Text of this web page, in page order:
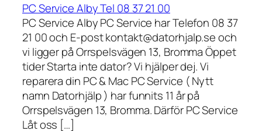
PC Service Alby Tel 08 37 21 00
PC Service Alby PC Service har Telefon 08 37
21 00 och E-post kontakt@datorhjalp.se och
vi ligger på Orrspelsvägen 13, Bromma Öppet
tider Starta inte dator? Vi hjälper dej. Vi
reparera din PC & Mac PC Service ( Nytt
namn Datorhjälp ) har funnits 11 år på
Orrspelsvägen 13, Bromma. Därför PC Service
Låt oss […]